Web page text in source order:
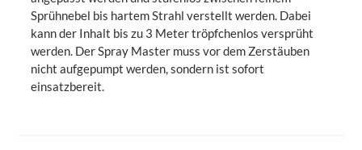
Sprühnebel bis hartem Strahl verstellt werden. Dabei
kann der Inhalt bis zu 3 Meter tröpfchenlos versprüht
werden. Der Spray Master muss vor dem Zerstäuben
nicht aufgepumpt werden, sondern ist sofort
einsatzbereit.